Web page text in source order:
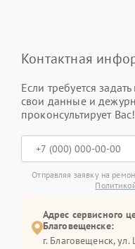
Контактная
Если требуется
свои данные и
проконсультирует Вас!
Отправляя заявку на
Адрес сервисного
Благовещенске:
г. Благовещенск,